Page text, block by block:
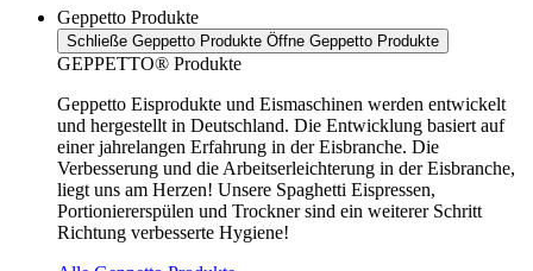
Geppetto Produkte
Schließe Geppetto Produkte Öffne Geppetto Produkte
GEPPETTO® Produkte
Geppetto Eisprodukte und Eismaschinen werden entwickelt
und hergestellt in Deutschland. Die Entwicklung basiert auf
einer jahrelangen Erfahrung in der Eisbranche. Die
Verbesserung und die Arbeitserleichterung in der Eisbranche,
liegt uns am Herzen! Unsere Spaghetti Eispressen,
Portioniererspülen und Trockner sind ein weiterer Schritt
Richtung verbesserte Hygiene!